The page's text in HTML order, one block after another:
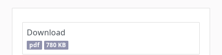
Download
pdf 780 KB